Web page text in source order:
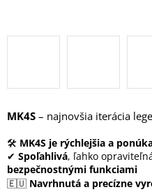
MK4S – najnovšia iterácia
🛠 MK4S je rýchlejšia a
✔ Spoľahlivá, ľahko
bezpečnostnými funkciami
🇪🇺 Navrhnutá a precízne